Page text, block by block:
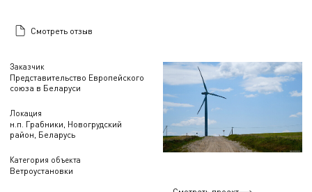
Заказчик
Представительство Европейского
союза в Беларуси
Локация
н.п. Грабники, Новогрудский
район, Беларусь
Категория объекта
Ветроустановки
Смотреть отзыв